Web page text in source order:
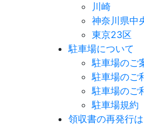
川崎
神奈川県中
東京23区
駐車場について
駐車場のご
駐車場のご
駐車場のご
駐車場規約
領収書の再発行